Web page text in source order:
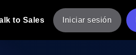
to Sales Iniciar sesión